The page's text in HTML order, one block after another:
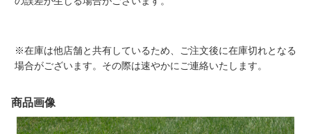
※在庫は他店舗と共有しているため、ご注文後に在庫切れとなる
場合がございます。その際は速やかにご連絡いたします。
商品画像